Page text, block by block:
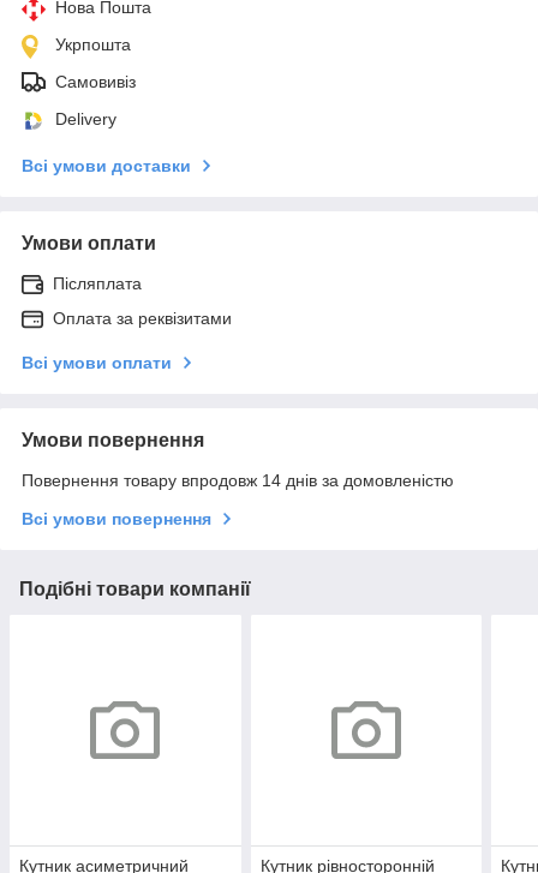
Нова Пошта
Укрпошта
Самовивіз
Delivery
Всі умови доставки
Умови оплати
Післяплата
Оплата за реквізитами
Всі умови оплати
Умови повернення
Повернення товару впродовж 14 днів за домовленістю
Всі умови повернення
Подібні товари компанії
Кутник асиметричний Кутник рівносторонній